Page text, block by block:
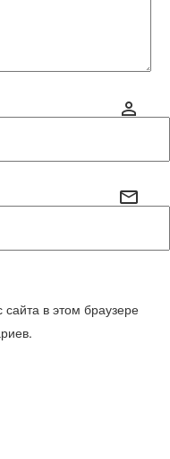
в этом браузере